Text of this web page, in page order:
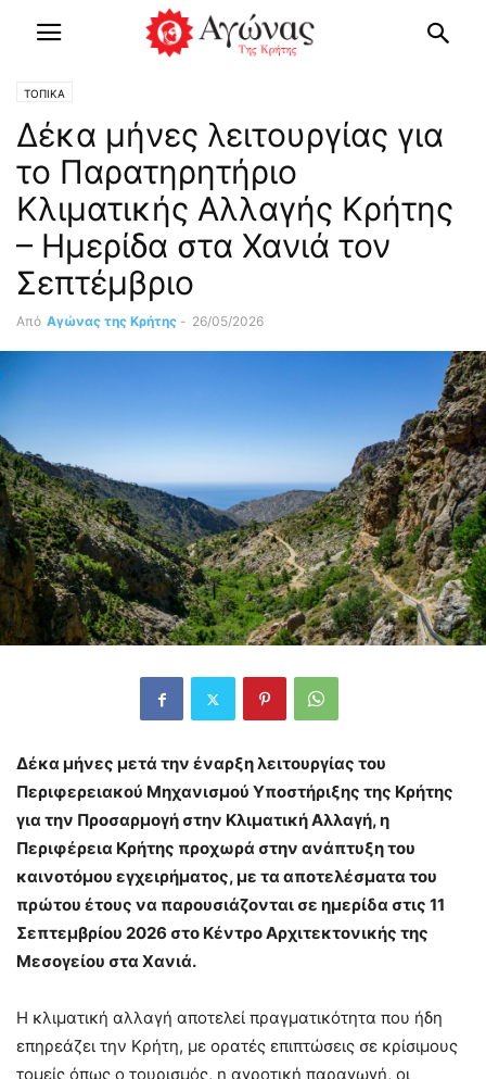
ΤΟΠΙΚΑ
Δέκα μήνες λειτουργίας για
το Παρατηρητήριο
Κλιματικής Αλλαγής Κρήτης
– Ημερίδα στα Χανιά τον
Σεπτέμβριο
Από Αγώνας της Κρήτης - 26/05/2026
Δέκα μήνες μετά την έναρξη λειτουργίας του
Περιφερειακού Μηχανισμού Υποστήριξης της Κρήτης
για την Προσαρμογή στην Κλιματική Αλλαγή, η
Περιφέρεια Κρήτης προχωρά στην ανάπτυξη του
καινοτόμου εγχειρήματος, με τα αποτελέσματα του
πρώτου έτους να παρουσιάζονται σε ημερίδα στις 11
Σεπτεμβρίου 2026 στο Κέντρο Αρχιτεκτονικής της
Μεσογείου στα Χανιά.
Η κλιματική αλλαγή αποτελεί πραγματικότητα που ήδη
επηρεάζει την Κρήτη, με ορατές επιπτώσεις σε κρίσιμους
τομείς όπως ο τουρισμός, η αγροτική παραγωγή, οι